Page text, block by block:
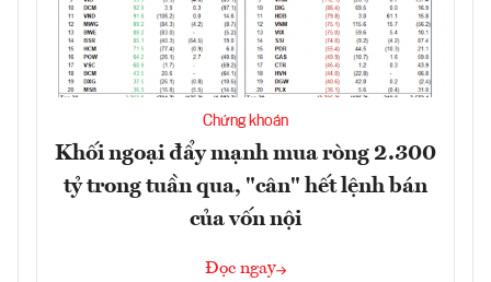
Chứng khoán
Khối ngoại đẩy mạnh mua ròng 2.300
tỷ trong tuần qua, "cân" hết lệnh bán
của vốn nội
Đọc ngay